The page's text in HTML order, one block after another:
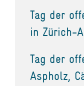
Tag der
in Zürich-
Tag der
Aspholz,